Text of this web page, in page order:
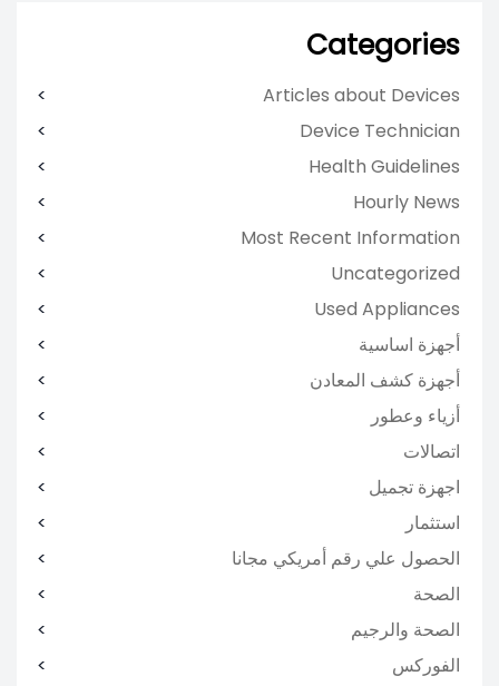
Categories
Articles about Devices
Device Technician
Health Guidelines
Hourly News
Most Recent Information
Uncategorized
Used Appliances
أجهزة اساسية
أجهزة كشف المعادن
أزياء وعطور
اتصالات
اجهزة تجميل
استثمار
الحصول علي رقم أمريكي مجانا
الصحة
الصحة والرجيم
الفوركس